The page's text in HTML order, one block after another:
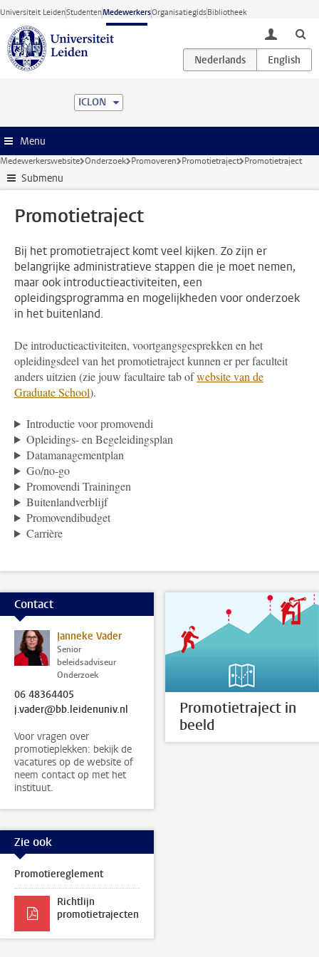
Ga direct naar de inhoud
Universiteit LeidenStudentenMedewerkersOrganisatiegidsBibliotheek
toggle
ICLON
Menu
Medewerkerswebsite Onderzoek Promoveren Promotietraject Promotietraject
Submenu
Promotietraject
Bij het promotietraject komt veel kijken. Zo zijn er
belangrijke administratieve stappen die je moet nemen,
maar ook introductieactiviteiten, een
opleidingsprogramma en mogelijkheden voor onderzoek
in het buitenland.
De introductieactiviteiten, voortgangsgesprekken en het
opleidingsdeel van het promotietraject kunnen er per faculteit
anders uitzien (zie jouw facultaire tab ofwebsite van de
Graduate School).
Introductie voor promovendi
Opleidings- en Begeleidingsplan
Datamanagementplan
Go/no-go
Promovendi Trainingen
Buitenlandverblijf
Promovendibudget
Carrière
Contact
Janneke Vader
Senior
beleidsadviseur
Onderzoek
06 48364405
j.vader@bb.leidenuniv.nl
Voor vragen over
promotieplekken: bekijk de
vacatures op de website of
neem contact op met het
instituut.
Promotietraject in
beeld
Zie ook
Promotiereglement
Richtlijn
promotietrajecten